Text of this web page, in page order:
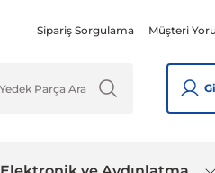
Sipariş Sorgulama Müşteri